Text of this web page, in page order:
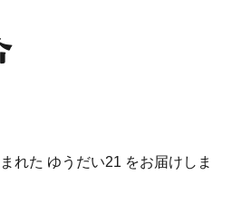
れた ゆうだい21 をお届けしま